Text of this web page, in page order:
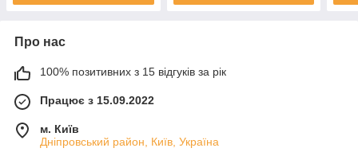
Про нас
100% позитивних з 15 відгуків за рік
Працює з 15.09.2022
м. Київ
Дніпровський район, Київ, Україна